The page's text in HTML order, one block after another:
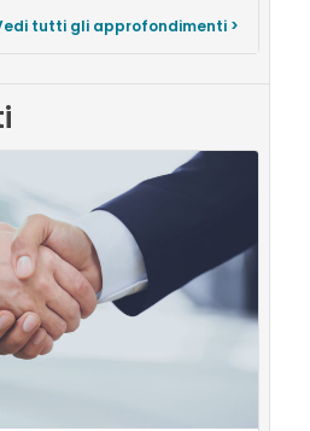
tutti gli approfondimenti >